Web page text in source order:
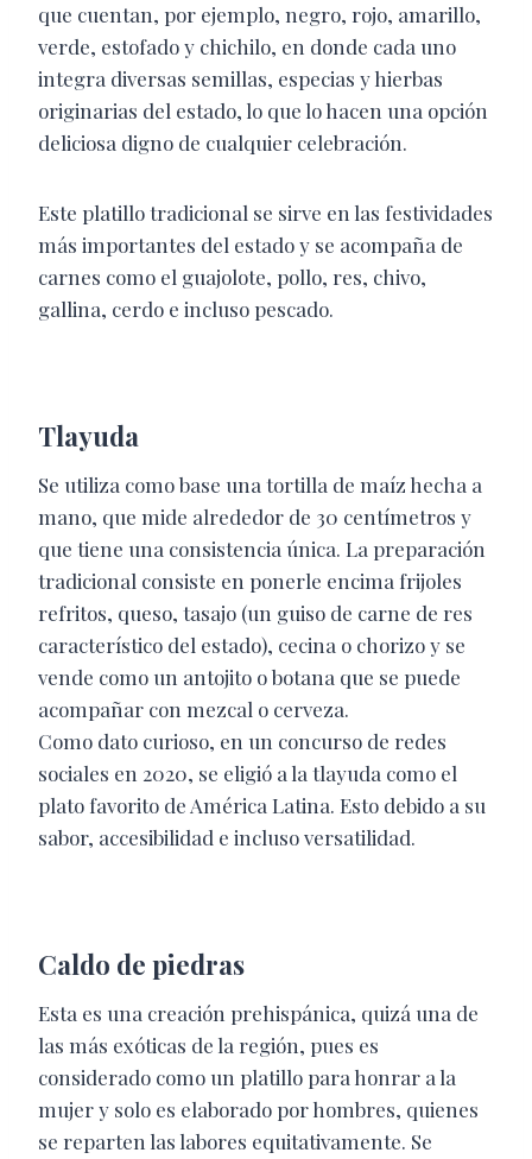
que cuentan, por ejemplo, negro, rojo, amarillo,
verde, estofado y chichilo, en donde cada uno
integra diversas semillas, especias y hierbas
originarias del estado, lo que lo hacen una opción
deliciosa digno de cualquier celebración.
Este platillo tradicional se sirve en las festividades
más importantes del estado y se acompaña de
carnes como el guajolote, pollo, res, chivo,
gallina, cerdo e incluso pescado.
Tlayuda
Se utiliza como base una tortilla de maíz hecha a
mano, que mide alrededor de 30 centímetros y
que tiene una consistencia única. La preparación
tradicional consiste en ponerle encima frijoles
refritos, queso, tasajo (un guiso de carne de res
característico del estado), cecina o chorizo y se
vende como un antojito o botana que se puede
acompañar con mezcal o cerveza.
Como dato curioso, en un concurso de redes
sociales en 2020, se eligió a la tlayuda como el
plato favorito de América Latina. Esto debido a su
sabor, accesibilidad e incluso versatilidad.
Caldo de piedras
Esta es una creación prehispánica, quizá una de
las más exóticas de la región, pues es
considerado como un platillo para honrar a la
mujer y solo es elaborado por hombres, quienes
se reparten las labores equitativamente. Se